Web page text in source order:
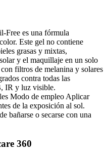
Free es una fórmula
Este gel no contiene
grasas y mixtas,
y el maquillaje en un solo
filtros de melanina y solares
contra todas las
IR y luz visible.
Modo de empleo Aplicar
de la exposición al sol.
bañarse o secarse con una
360